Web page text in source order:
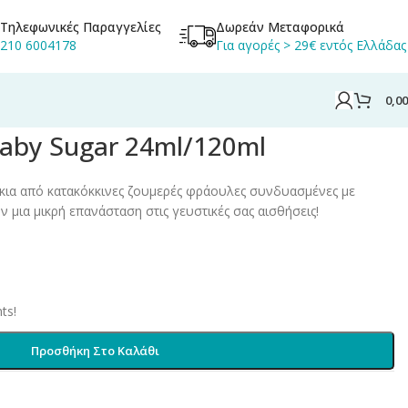
Τηλεφωνικές Παραγγελίες
210 6004178
Δωρεάν Μεταφορικά
Για αγορές > 29€ εντός
Sugar 24ml/120ml
από κατακόκκινες ζουμερές φράουλες συνδυασμένες με
μικρή επανάσταση στις γευστικές σας αισθήσεις!
Προσθήκη Στο Καλάθι